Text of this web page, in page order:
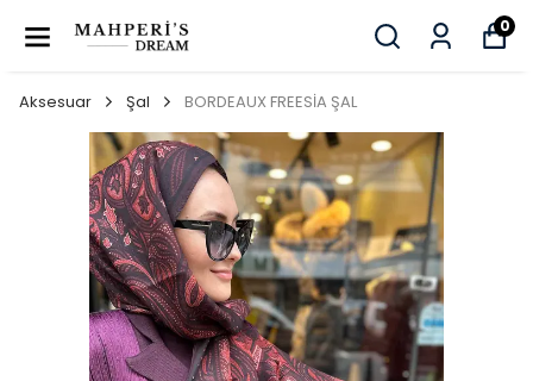
0
Aksesuar Şal BORDEAUX FREESİA ŞAL